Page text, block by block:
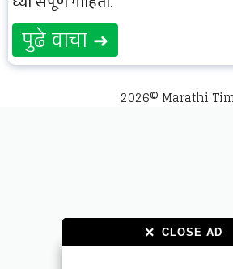
× CLOSE AD
× CLOSE AD
पुढे वाचा ➜
2026© Marathi